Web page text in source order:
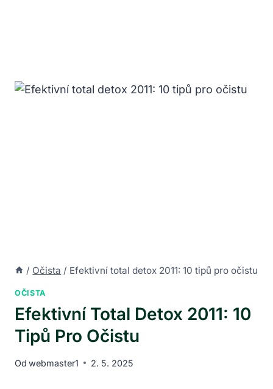
/ Očista / Efektivní total detox 2011: 10 tipů pro očistu
OČISTA
Efektivní Total Detox 2011: 10
Tipů Pro Očistu
Od webmaster1 2. 5. 2025